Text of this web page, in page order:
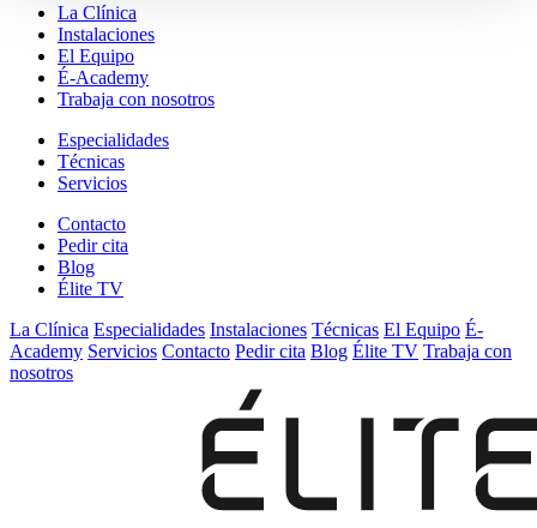
La Clínica
Instalaciones
El Equipo
É-Academy
Trabaja con nosotros
Especialidades
Técnicas
Servicios
Contacto
Pedir cita
Blog
Élite TV
La Clínica Especialidades Instalaciones Técnicas El Equipo É-
Academy Servicios Contacto Pedir cita Blog Élite TV Trabaja con
nosotros